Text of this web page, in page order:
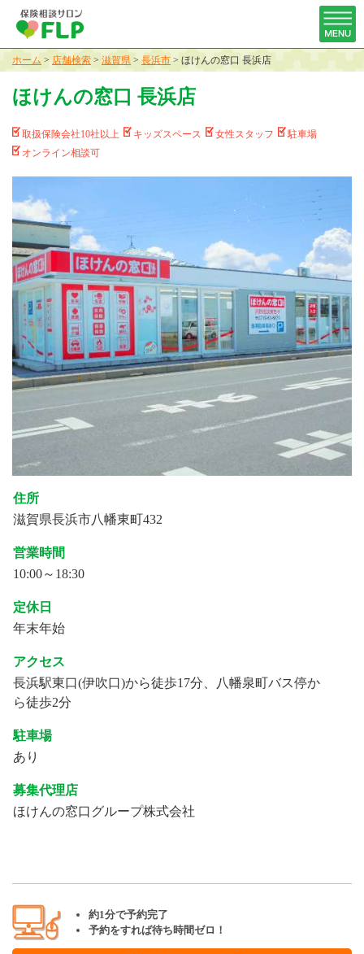
ホーム > 店舗検索 > 滋賀県 > 長浜市 > ほけんの窓口 長浜店
ほけんの窓口 長浜店
取扱保険会社10社以上 キッズスペース 女性スタッフ
駐車場
オンライン相談可
住所
滋賀県長浜市八幡東町432
営業時間
10:00～18:30
定休日
年末年始
アクセス
長浜駅東口(伊吹口)から徒歩17分、八幡泉町バス停か
ら徒歩2分
駐車場
あり
募集代理店
ほけんの窓口グループ株式会社
約1分で予約完了
予約をすれば待ち時間ゼロ！